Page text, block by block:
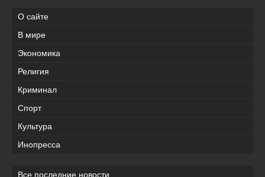
О сайте
В мире
Экономика
Религия
Криминал
Спорт
Культура
Инопресса
Все последние новости